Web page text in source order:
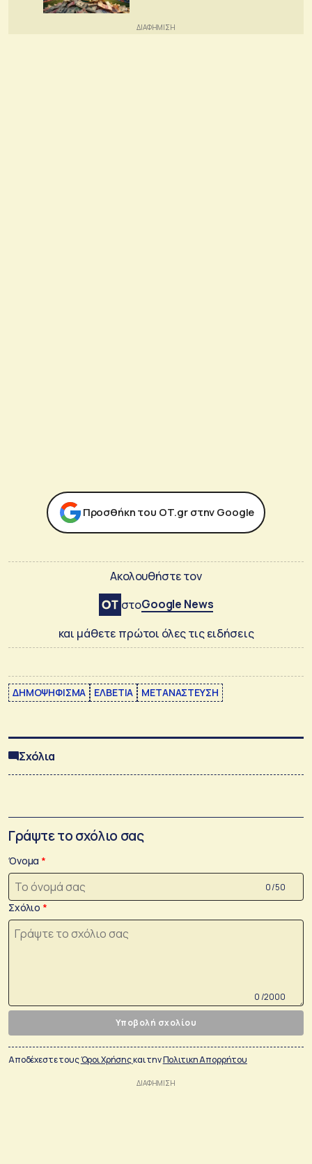
Προσθήκη του ΟΤ.gr στην Google
Ακολουθήστε τον
στοGoogle News
και μάθετε πρώτοι όλες τις ειδήσεις
ΔΗΜΟΨΗΦΙΣΜΑ ΕΛΒΕΤΙΑ ΜΕΤΑΝΑΣΤΕΥΣΗ
Σχόλια
Γράψτε το σχόλιο σας
Όνομα
0 /50
Σχόλιο
0 /2000
Υποβολή σχολίου
Αποδέχεστε τουςΌροι Χρήσηςκαι τηνΠολιτικη Απορρήτου